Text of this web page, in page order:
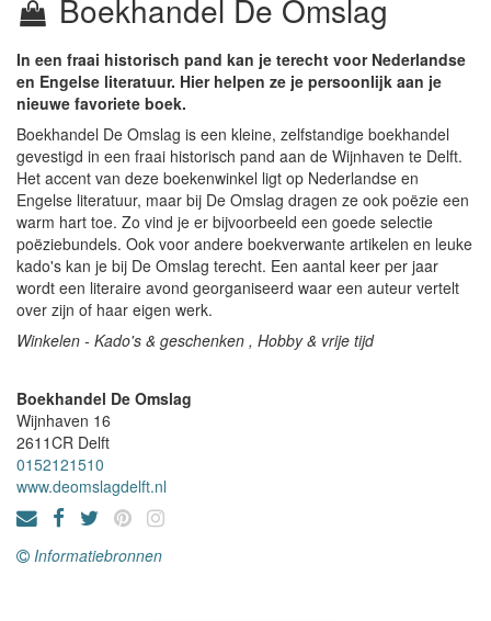
Boekhandel De Omslag
In een fraai historisch pand kan je terecht voor Nederlandse
en Engelse literatuur. Hier helpen ze je persoonlijk aan je
nieuwe favoriete boek.
Boekhandel De Omslag is een kleine, zelfstandige boekhandel
gevestigd in een fraai historisch pand aan de Wijnhaven te Delft.
Het accent van deze boekenwinkel ligt op Nederlandse en
Engelse literatuur, maar bij De Omslag dragen ze ook poëzie een
warm hart toe. Zo vind je er bijvoorbeeld een goede selectie
poëziebundels. Ook voor andere boekverwante artikelen en leuke
kado's kan je bij De Omslag terecht. Een aantal keer per jaar
wordt een literaire avond georganiseerd waar een auteur vertelt
over zijn of haar eigen werk.
Winkelen - Kado's & geschenken , Hobby & vrije tijd
Boekhandel De Omslag
Wijnhaven 16
2611CR Delft
0152121510
www.deomslagdelft.nl
Informatiebronnen